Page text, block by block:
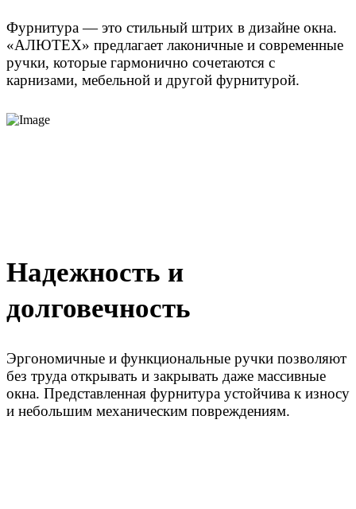
Фурнитура — это стильный штрих в дизайне окна.
«АЛЮТЕХ» предлагает лаконичные и современные
ручки, которые гармонично сочетаются с
карнизами, мебельной и другой фурнитурой.
Надежность и
долговечность
Эргономичные и функциональные ручки позволяют
без труда открывать и закрывать даже массивные
окна. Представленная фурнитура устойчива к износу
и небольшим механическим повреждениям.